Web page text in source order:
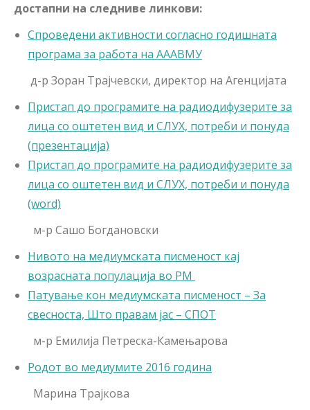
достапни на следниве линкови:
Спроведени активности согласно годишната
програма за работа на АААВМУ
д-р Зоран Трајчевски, директор на Агенцијата
Пристап до програмите на радиодифузерите за
лица со оштетен вид и СЛУХ, потреби и понуда
(презентација)
Пристап до програмите на радиодифузерите за
лица со оштетен вид и СЛУХ, потреби и понуда
(word)
м-р Сашо Богдановски
Нивото на медиумската писменост кај
возрасната популација во РМ
Патување кон медиумската писменост – За
свесноста, Што правам јас – СПОТ
м-р Емилија Петреска-Камењарова
Родот во медиумите 2016 година
Марина Трајкова